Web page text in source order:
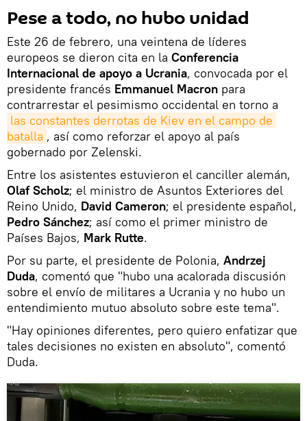
Pese a todo, no hubo unidad
Este 26 de febrero, una veintena de líderes
europeos se dieron cita en la Conferencia
Internacional de apoyo a Ucrania, convocada por el
presidente francés Emmanuel Macron para
contrarrestar el pesimismo occidental en torno a
las constantes derrotas de Kiev en el campo de
batalla , así como reforzar el apoyo al país
gobernado por Zelenski.
Entre los asistentes estuvieron el canciller alemán,
Olaf Scholz; el ministro de Asuntos Exteriores del
Reino Unido, David Cameron; el presidente español,
Pedro Sánchez; así como el primer ministro de
Países Bajos, Mark Rutte.
Por su parte, el presidente de Polonia, Andrzej
Duda, comentó que "hubo una acalorada discusión
sobre el envío de militares a Ucrania y no hubo un
entendimiento mutuo absoluto sobre este tema".
"Hay opiniones diferentes, pero quiero enfatizar que
tales decisiones no existen en absoluto", comentó
Duda.